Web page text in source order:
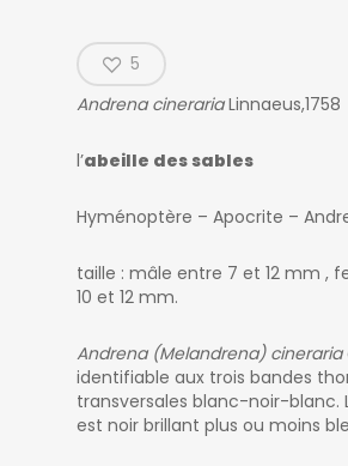
5
Andrena cinerariaLinnaeus,1758
l’abeille des sables
Hyménoptère – Apocrite –
taille : mâle entre 7 et 12 mm ,
10 et 12 mm.
Andrena (Melandrena) cineraria
identifiable aux trois bandes
transversales blanc-noir-blanc.
est noir brillant plus ou moins